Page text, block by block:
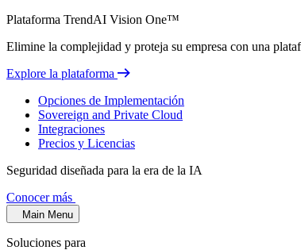
Plataforma TrendAI Vision One™
Elimine la complejidad y proteja su empresa con una
Explore la plataforma
Opciones de Implementación
Sovereign and Private Cloud
Integraciones
Precios y Licencias
Seguridad diseñada para la era de la IA
Conocer más
Main Menu
Soluciones para